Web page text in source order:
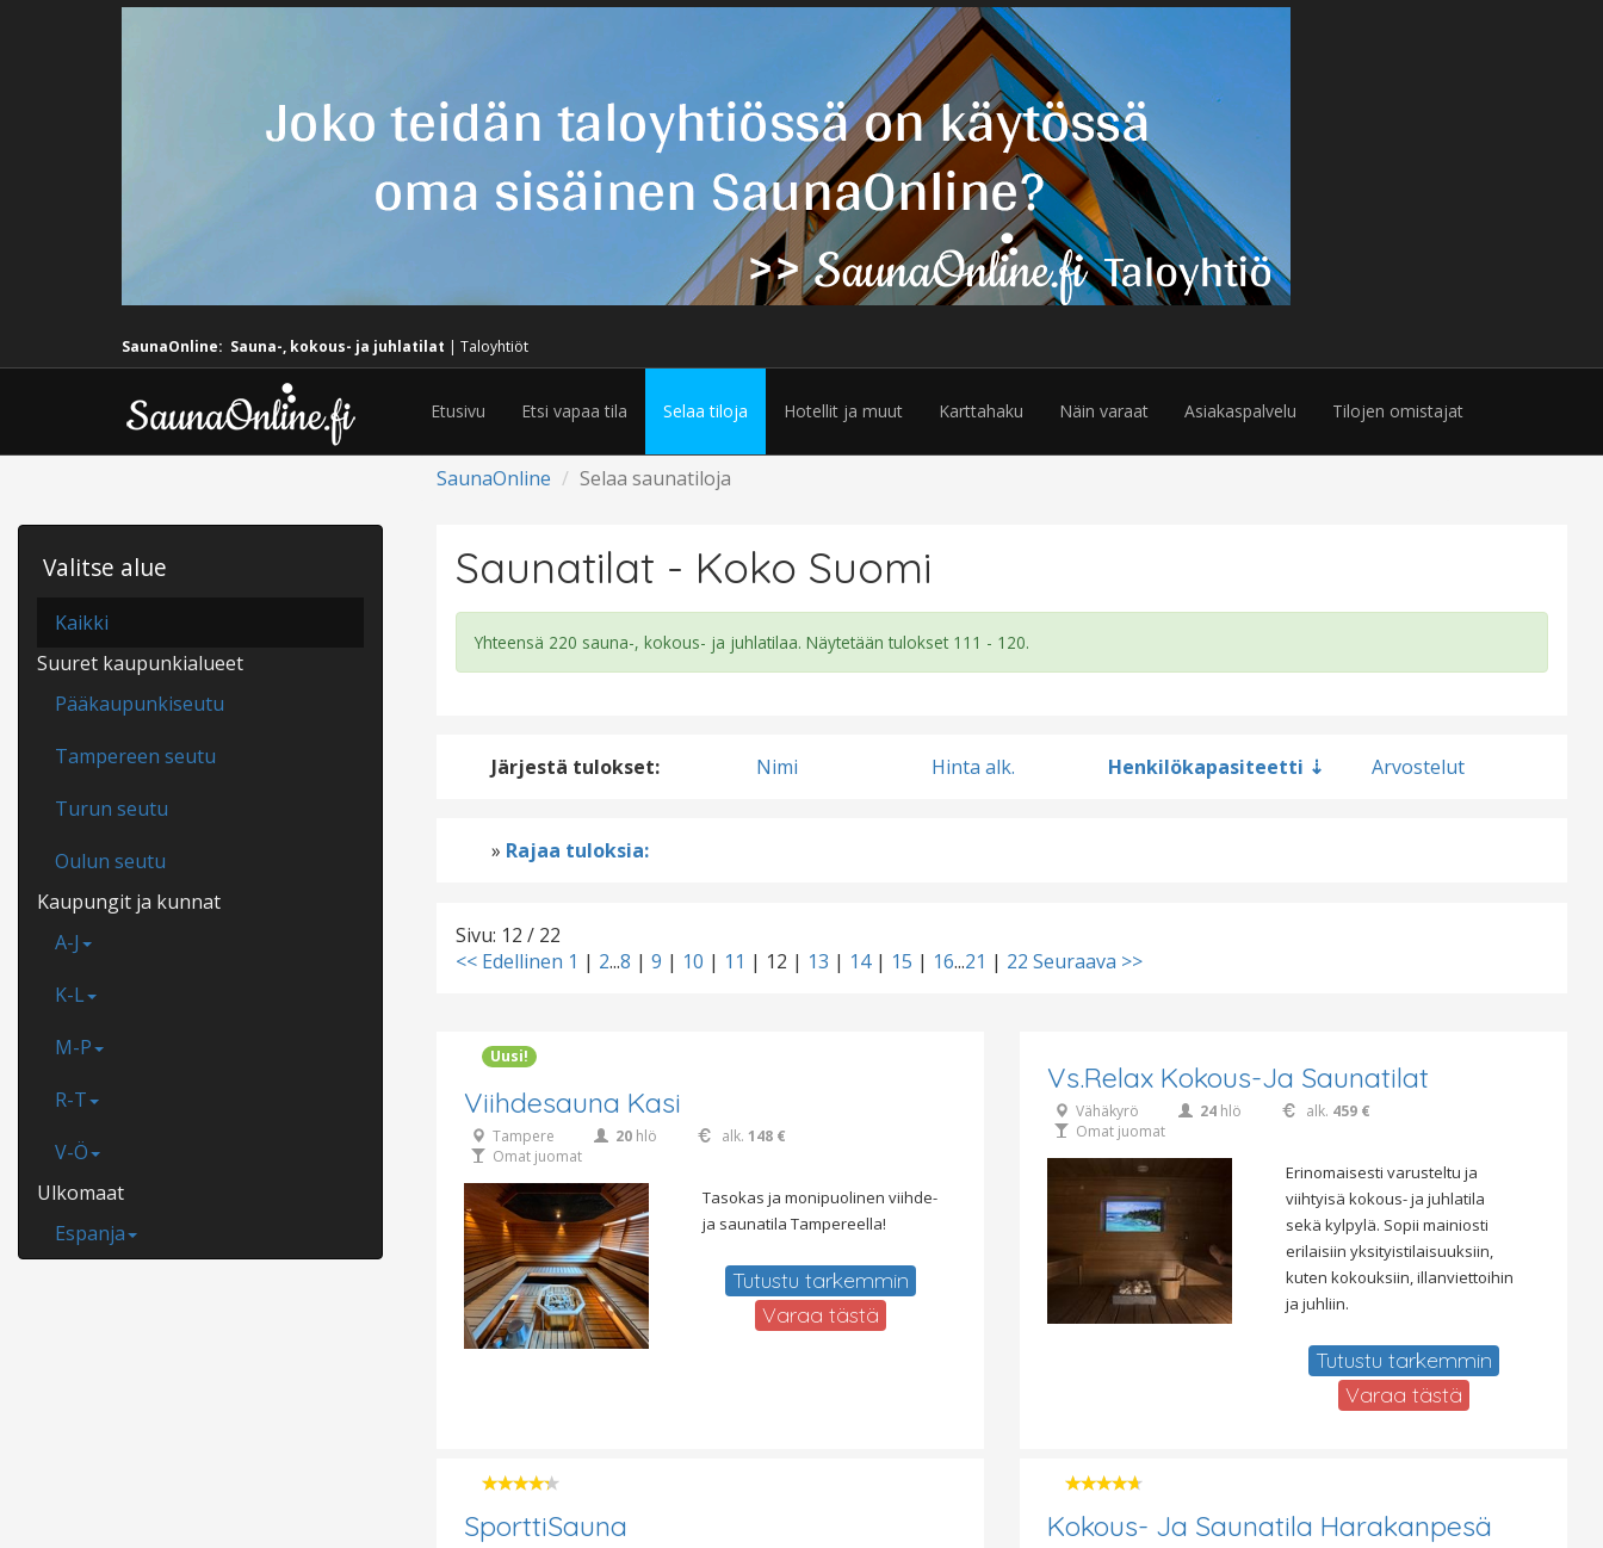
SaunaOnline: Sauna-, kokous- ja juhlatilat | Taloyhtiöt
Etusivu Etsi vapaa tila Selaa tiloja Hotellit ja muut Karttahaku Näin varaat Asiakaspalvelu Tilojen omistajat
SaunaOnline Selaa saunatiloja
Valitse alue
Kaikki
Suuret kaupunkialueet
Pääkaupunkiseutu
Tampereen seutu
Turun seutu
Oulun seutu
Kaupungit ja kunnat
A-J
K-L
M-P
R-T
V-Ö
Ulkomaat
Espanja
Saunatilat - Koko Suomi
Yhteensä 220 sauna-, kokous- ja juhlatilaa. Näytetään tulokset 111 - 120.
Järjestä tulokset: Nimi Hinta alk. Henkilökapasiteetti Arvostelut
» Rajaa tuloksia:
Sivu: 12 / 22
<< Edellinen 1 | 2...8 | 9 | 10 | 11 | 12 | 13 | 14| 15 | 16...21 | 22 Seuraava >>
Uusi!
Viihdesauna Kasi
Tampere 20 hlö alk. 148 €
Omat juomat
Tasokas ja monipuolinen viihde-
ja saunatila Tampereella!
Tutustu tarkemmin
Varaa tästä
Vs.Relax Kokous-Ja Saunatilat
Vähäkyrö 24 hlö alk. 459 €
Omat juomat
Erinomaisesti varusteltu ja
viihtyisä kokous- ja juhlatila
sekä kylpylä. Sopii mainiosti
erilaisiin yksityistilaisuuksiin,
kuten kokouksiin, illanviettoihin
ja juhliin.
Tutustu tarkemmin
Varaa tästä
SporttiSauna Kokous- Ja Saunatila Harakanpesä